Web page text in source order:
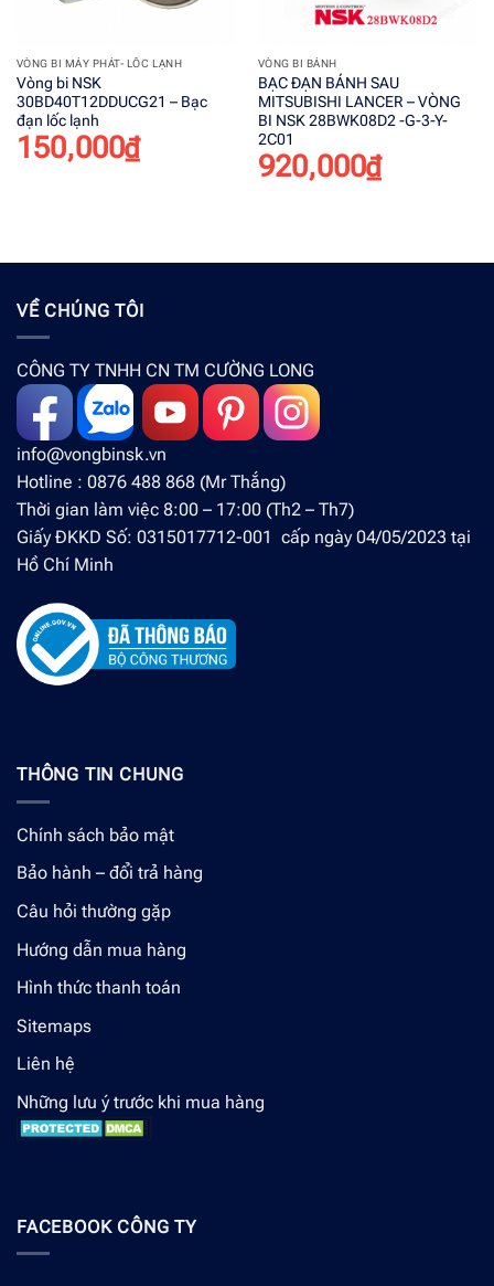
VÒNG BI MÁY PHÁT- LỐC LẠNH
Vòng bi NSK
30BD40T12DDUCG21 – Bạc
đạn lốc lạnh
150,000₫
VÒNG BI BÁNH
BẠC ĐẠN BÁNH SAU
MITSUBISHI LANCER – VÒNG
BI NSK 28BWK08D2 -G-3-Y-
2C01
920,000₫
VỀ CHÚNG TÔI
CÔNG TY TNHH CN TM CƯỜNG LONG
info@vongbinsk.vn
Hotline : 0876 488 868 (Mr Thắng)
Thời gian làm việc 8:00 – 17:00 (Th2 – Th7)
Giấy ĐKKD Số: 0315017712-001 cấp ngày 04/05/2023 tại
Hồ Chí Minh
THÔNG TIN CHUNG
Chính sách bảo mật
Bảo hành – đổi trả hàng
Câu hỏi thường gặp
Hướng dẫn mua hàng
Hình thức thanh toán
Sitemaps
Liên hệ
Những lưu ý trước khi mua hàng
FACEBOOK CÔNG TY